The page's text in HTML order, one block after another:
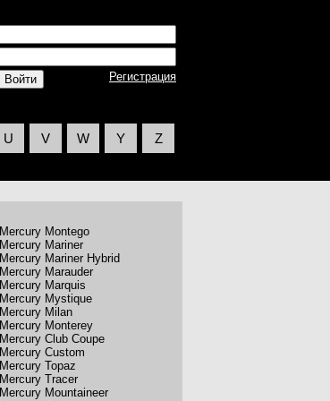
Регистрация
U V W Y Z
Mercury Montego
Mercury Mariner
Mercury Mariner Hybrid
Mercury Marauder
Mercury Marquis
Mercury Mystique
Mercury Milan
Mercury Monterey
Mercury Club Coupe
Mercury Custom
Mercury Topaz
Mercury Tracer
Mercury Mountaineer